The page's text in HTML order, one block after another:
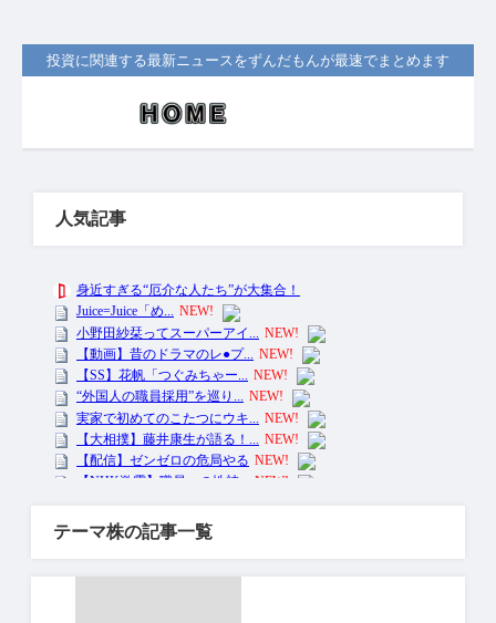
投資に関連する最新ニュースをずんだもんが最速でまとめます
人気記事
テーマ株の記事一覧